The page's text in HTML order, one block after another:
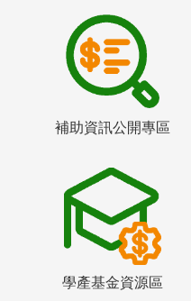
補助資訊公開專區
學產基金資源區